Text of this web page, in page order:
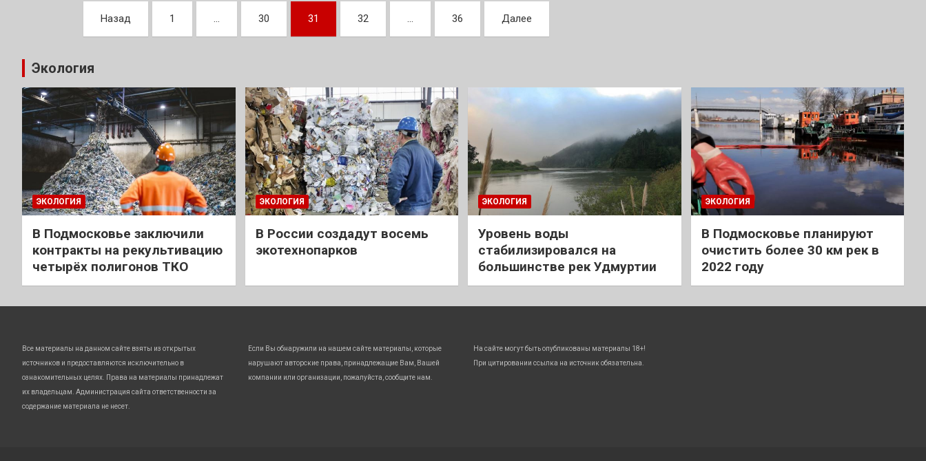
Пагинация
записей
Назад 1 … 30 31 32 … 36 Далее
Экология
ЭКОЛОГИЯ
В Подмосковье заключили
контракты на рекультивацию
четырёх полигонов ТКО
ЭКОЛОГИЯ
В России создадут восемь
экотехнопарков
ЭКОЛОГИЯ
Уровень воды
стабилизировался на
большинстве рек Удмуртии
ЭКОЛОГИЯ
В Подмосковье планируют
очистить более 30 км рек в
2022 году
Все материалы на данном сайте взяты из открытых
источников и предоставляются исключительно в
ознакомительных целях. Права на материалы принадлежат
их владельцам. Администрация сайта ответственности за
содержание материала не несет.
Если Вы обнаружили на нашем сайте материалы, которые
нарушают авторские права, принадлежащие Вам, Вашей
компании или организации, пожалуйста, сообщите нам.
На сайте могут быть опубликованы материалы 18+!
При цитировании ссылка на источник обязательна.